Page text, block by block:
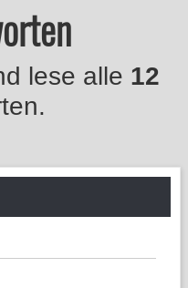
lese alle 12